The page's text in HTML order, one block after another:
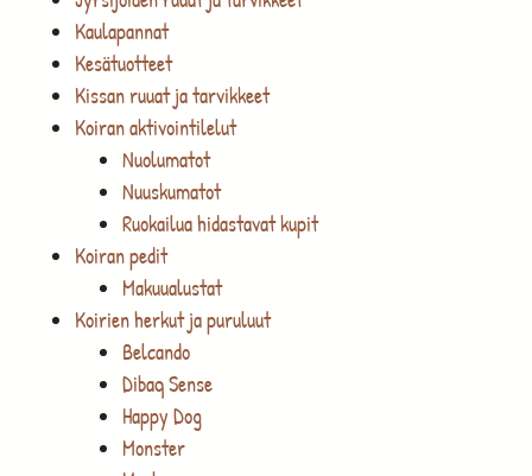
Kaulapannat
Kesätuotteet
Kissan ruuat ja tarvikkeet
Koiran aktivointilelut
Nuolumatot
Nuuskumatot
Ruokailua hidastavat kupit
Koiran pedit
Makuualustat
Koirien herkut ja puruluut
Belcando
Dibaq Sense
Happy Dog
Monster